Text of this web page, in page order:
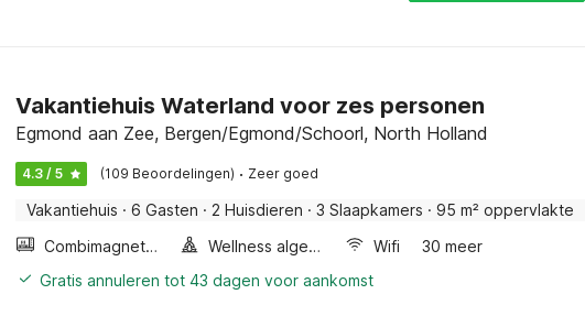
Vakantiehuis Waterland voor zes personen
Egmond aan Zee, Bergen/Egmond/Schoorl, North Holland
4.3 / 5 (109 Beoordelingen) · Zeer goed
Vakantiehuis · 6 Gasten · 2 Huisdieren · 3 Slaapkamers · 95 m² oppervlakte
Combimagnetron
Wellness algemeen Wifi
30 meer
Gratis annuleren tot 43 dagen voor aankomst